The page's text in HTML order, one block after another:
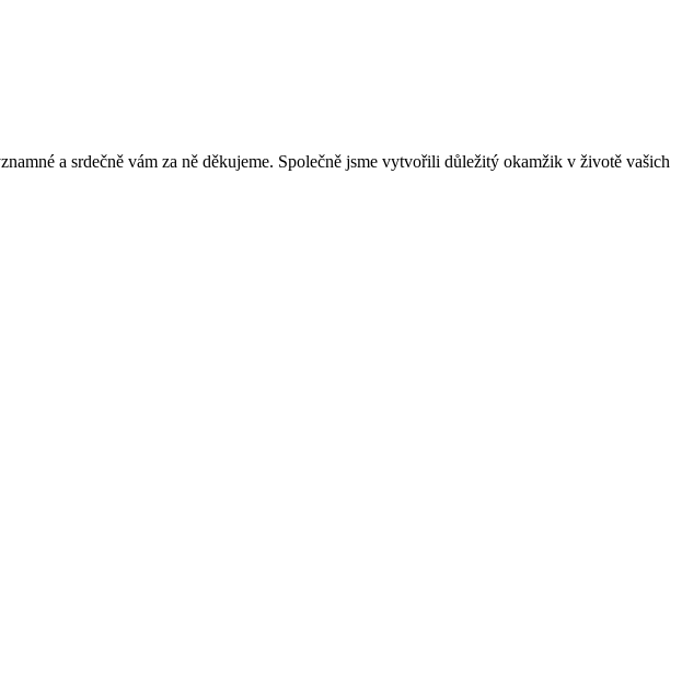
a srdečně vám za ně děkujeme. Společně jsme vytvořili důležitý okamžik v životě vašich